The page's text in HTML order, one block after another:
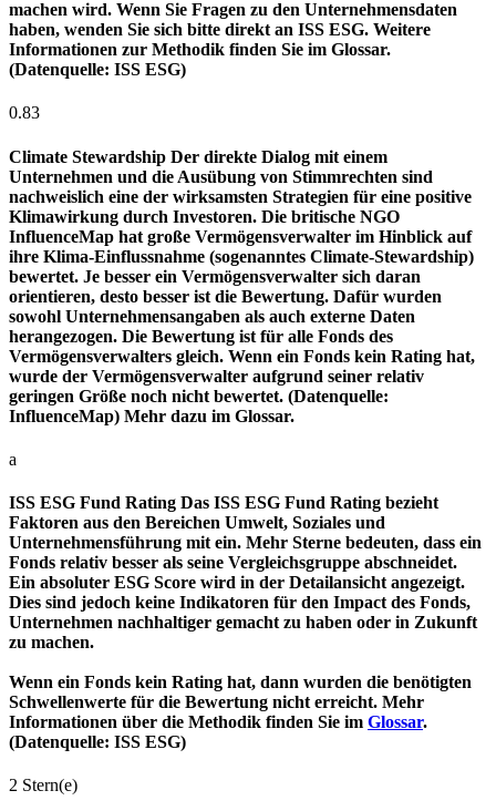
machen wird. Wenn Sie Fragen zu den Unternehmensdaten
haben, wenden Sie sich bitte direkt an ISS ESG. Weitere
Informationen zur Methodik finden Sie im Glossar.
(Datenquelle: ISS ESG)
0.83
Climate Stewardship Der direkte Dialog mit einem
Unternehmen und die Ausübung von Stimmrechten sind
nachweislich eine der wirksamsten Strategien für eine positive
Klimawirkung durch Investoren. Die britische NGO
InfluenceMap hat große Vermögensverwalter im Hinblick auf
ihre Klima-Einflussnahme (sogenanntes Climate-Stewardship)
bewertet. Je besser ein Vermögensverwalter sich daran
orientieren, desto besser ist die Bewertung. Dafür wurden
sowohl Unternehmensangaben als auch externe Daten
herangezogen. Die Bewertung ist für alle Fonds des
Vermögensverwalters gleich. Wenn ein Fonds kein Rating hat,
wurde der Vermögensverwalter aufgrund seiner relativ
geringen Größe noch nicht bewertet. (Datenquelle:
InfluenceMap) Mehr dazu im Glossar.
a
ISS ESG Fund Rating Das ISS ESG Fund Rating bezieht
Faktoren aus den Bereichen Umwelt, Soziales und
Unternehmensführung mit ein. Mehr Sterne bedeuten, dass ein
Fonds relativ besser als seine Vergleichsgruppe abschneidet.
Ein absoluter ESG Score wird in der Detailansicht angezeigt.
Dies sind jedoch keine Indikatoren für den Impact des Fonds,
Unternehmen nachhaltiger gemacht zu haben oder in Zukunft
zu machen.
Wenn ein Fonds kein Rating hat, dann wurden die benötigten
Schwellenwerte für die Bewertung nicht erreicht. Mehr
Informationen über die Methodik finden Sie im Glossar.
(Datenquelle: ISS ESG)
2 Stern(e)